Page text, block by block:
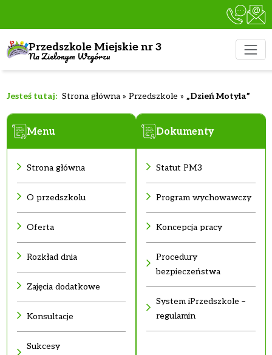
Przedszkole Miejskie nr 3
Na Zielonym Wzgórzu
Strona główna» Przedszkole » „Dzień Motyla”
Menu
Strona główna
O przedszkolu
Oferta
Rozkład dnia
Zajęcia dodatkowe
Konsultacje
Sukcesy
Dokumenty
Statut PM3
Program wychowawczy
Koncepcja pracy
Procedury
bezpieczeństwa
System iPrzedszkole –
regulamin